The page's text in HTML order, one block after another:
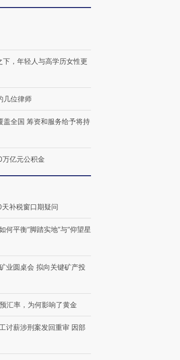
线｜被称为“蟑螂”的印
Z世代 用街头抗争将教
视线｜“入侵”还是“人道危
机”？难民潮撕裂西班牙
下，年轻人与高学历女性更
几位律师
盖全国 筹资和服务给予将持
万亿元公积金
补税窗口期疑问
何平衡“脚踏实地”与“仰望星
业圆桌会 拟向关键矿产投
汇率，为何影响了黄金
讨薪涉刑案发回重审 因部